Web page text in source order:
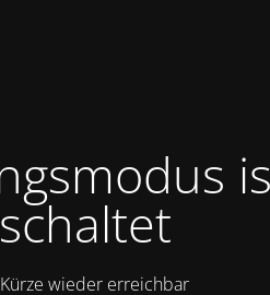
wieder erreichbar